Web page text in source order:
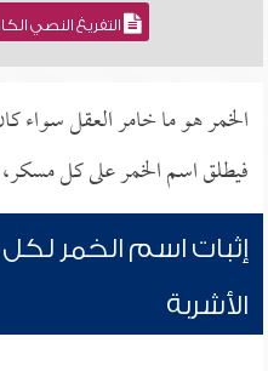
التفريغ النصي
الخمر هو ما خامر العقل سواء
فيطلق اسم الخمر على كل
إثبات اسم الخمر
الأشربة